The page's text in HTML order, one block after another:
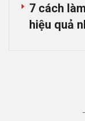
7 cách
hiệu quả